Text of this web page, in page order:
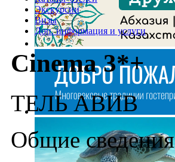
Экскурсии
Визы
Доп. информация и услуги
Cinema 3*+
ТЕЛЬ АВИВ
Общие сведения